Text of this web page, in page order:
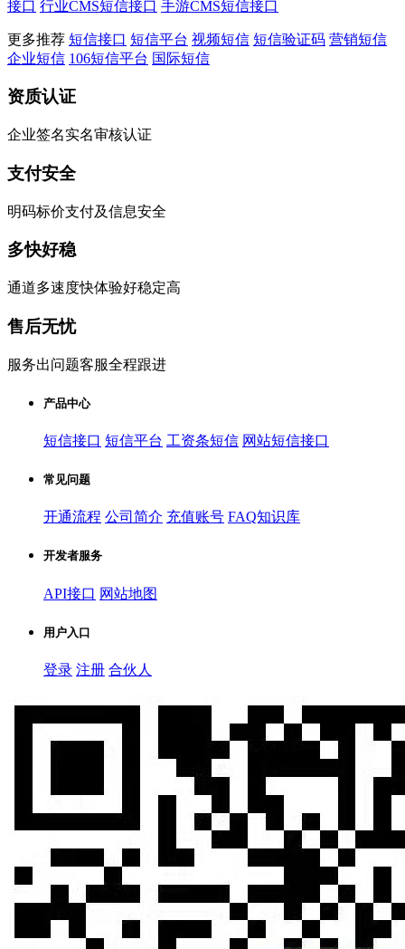
接口 行业CMS短信接口 手游CMS短信接口
更多推荐 短信接口 短信平台 视频短信 短信验证码 营销短信
企业短信 106短信平台 国际短信
资质认证
企业签名实名审核认证
支付安全
明码标价支付及信息安全
多快好稳
通道多速度快体验好稳定高
售后无忧
服务出问题客服全程跟进
产品中心
短信接口 短信平台 工资条短信 网站短信接口
常见问题
开通流程 公司简介 充值账号 FAQ知识库
开发者服务
API接口 网站地图
用户入口
登录 注册 合伙人